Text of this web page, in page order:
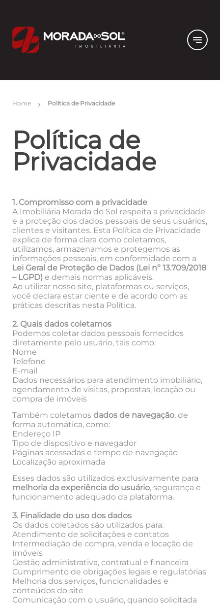
notes
Home chevron_right Política de Privacidade
Política de
Privacidade
1. Compromisso com a privacidade
A Imobiliária Morada do Sol respeita a privacidade
e a proteção dos dados pessoais de seus usuários,
clientes e visitantes. Esta Política de Privacidade
explica de forma clara como coletamos,
utilizamos, armazenamos e protegemos as
informações pessoais, em conformidade com a
Lei Geral de Proteção de Dados (Lei nº 13.709/2018
– LGPD)e demais normas aplicáveis.
Ao utilizar nosso site, plataformas ou serviços,
você declara estar ciente e de acordo com as
práticas descritas nesta Política.
2. Quais dados coletamos
Podemos coletar dados pessoais fornecidos
diretamente pelo usuário, tais como:
Nome
Telefone
E-mail
Dados necessários para atendimento imobiliário,
agendamento de visitas, propostas, locação ou
compra de imóveis
Também coletamos dados de navegação, de
forma automática, como:
Endereço IP
Tipo de dispositivo e navegador
Páginas acessadas e tempo de navegação
Localização aproximada
Esses dados são utilizados exclusivamente para
melhoria da experiência do usuário, segurança e
funcionamento adequado da plataforma.
3. Finalidade do uso dos dados
Os dados coletados são utilizados para:
Atendimento de solicitações e contatos
Intermediação de compra, venda e locação de
imóveis
Gestão administrativa, contratual e financeira
Cumprimento de obrigações legais e regulatórias
Melhoria dos serviços, funcionalidades e
conteúdos do site
Comunicação com o usuário, quando solicitada